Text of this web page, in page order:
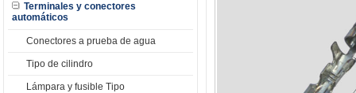
Terminales y conectores
automáticos
Conectores a prueba de agua
Tipo de cilindro
Lámpara y fusible Tipo